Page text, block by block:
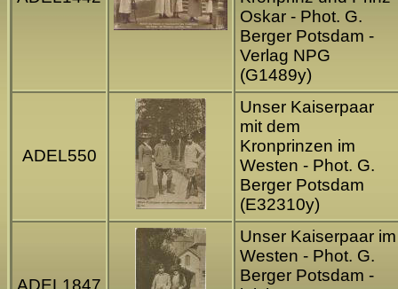
Oskar - Phot. G.
Berger Potsdam -
Verlag NPG
(G1489y)
ADEL550
Unser Kaiserpaar
mit dem
Kronprinzen im
Westen - Phot. G.
Berger Potsdam
(E32310y)
ADEL1847
Unser Kaiserpaar im
Westen - Phot. G.
Berger Potsdam -